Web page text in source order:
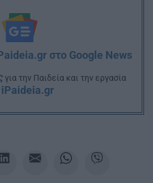
στο Google News
για την Παιδεία και την εργασία
iPaideia.gr